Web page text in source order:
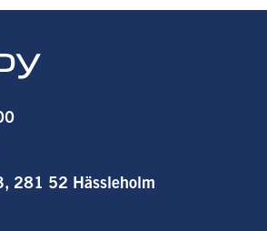
281 52 Hässleholm